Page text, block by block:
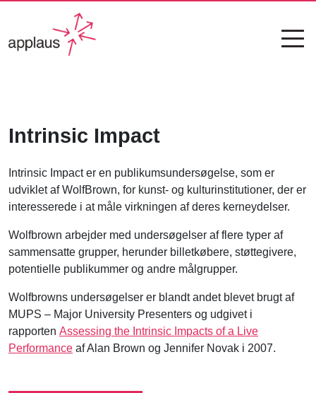
Intrinsic Impact
Intrinsic Impact er en publikumsundersøgelse, som er
udviklet af WolfBrown, for kunst- og kulturinstitutioner, der er
interesserede i at måle virkningen af deres kerneydelser.
Wolfbrown arbejder med undersøgelser af flere typer af
sammensatte grupper, herunder billetkøbere, støttegivere,
potentielle publikummer og andre målgrupper.
Wolfbrowns undersøgelser er blandt andet blevet brugt af
MUPS – Major University Presenters og udgivet i
rapporten Assessing the Intrinsic Impacts of a Live
Performance af Alan Brown og Jennifer Novak i 2007.